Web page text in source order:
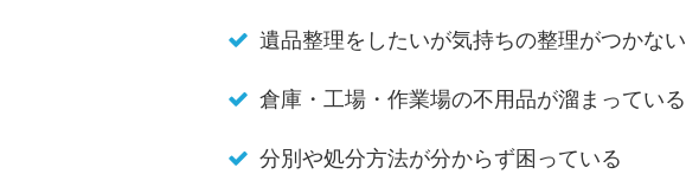
遺品整理をしたいが気持ちの整理がつかない
倉庫・工場・作業場の不用品が溜まっている
分別や処分方法が分からず困っている